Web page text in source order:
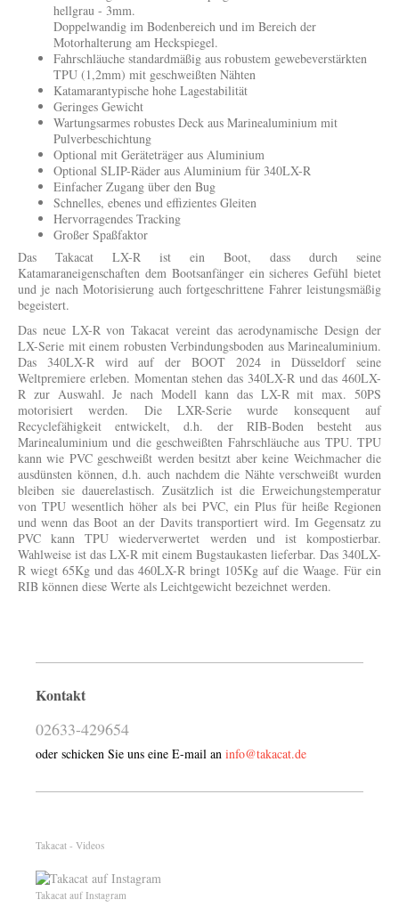
hellgrau - 3mm.
Doppelwandig im Bodenbereich und im Bereich der
Motorhalterung am Heckspiegel.
Fahrschläuche standardmäßig aus robustem gewebeverstärkten
TPU (1,2mm) mit geschweißten Nähten
Katamarantypische hohe Lagestabilität
Geringes Gewicht
Wartungsarmes robustes Deck aus Marinealuminium mit
Pulverbeschichtung
Optional mit Geräteträger aus Aluminium
Optional SLIP-Räder aus Aluminium für 340LX-R
Einfacher Zugang über den Bug
Schnelles, ebenes und effizientes Gleiten
Hervorragendes Tracking
Großer Spaßfaktor
Das Takacat LX-R ist ein Boot, dass durch seine
Katamaraneigenschaften dem Bootsanfänger ein sicheres Gefühl bietet
und je nach Motorisierung auch fortgeschrittene Fahrer leistungsmäßig
begeistert.
Das neue LX-R von Takacat vereint das aerodynamische Design der
LX-Serie mit einem robusten Verbindungsboden aus Marinealuminium.
Das 340LX-R wird auf der BOOT 2024 in Düsseldorf seine
Weltpremiere erleben. Momentan stehen das 340LX-R und das 460LX-
R zur Auswahl. Je nach Modell kann das LX-R mit max. 50PS
motorisiert werden. Die LXR-Serie wurde konsequent auf
Recyclefähigkeit entwickelt, d.h. der RIB-Boden besteht aus
Marinealuminium und die geschweißten Fahrschläuche aus TPU. TPU
kann wie PVC geschweißt werden besitzt aber keine Weichmacher die
ausdünsten können, d.h. auch nachdem die Nähte verschweißt wurden
bleiben sie dauerelastisch. Zusätzlich ist die Erweichungstemperatur
von TPU wesentlich höher als bei PVC, ein Plus für heiße Regionen
und wenn das Boot an der Davits transportiert wird. Im Gegensatz zu
PVC kann TPU wiederverwertet werden und ist kompostierbar.
Wahlweise ist das LX-R mit einem Bugstaukasten lieferbar. Das 340LX-
R wiegt 65Kg und das 460LX-R bringt 105Kg auf die Waage. Für ein
RIB können diese Werte als Leichtgewicht bezeichnet werden.
Kontakt
02633-429654
oder schicken Sie uns eine E-mail an info@takacat.de
Takacat - Videos
Takacat auf Instagram